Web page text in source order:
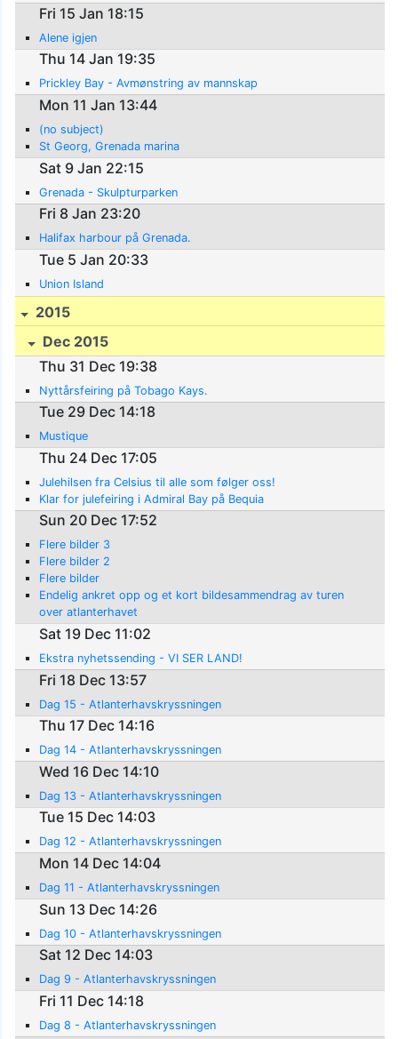
Fri 15 Jan 18:15
Alene igjen
Thu 14 Jan 19:35
Prickley Bay - Avmønstring av mannskap
Mon 11 Jan 13:44
(no subject)
St Georg, Grenada marina
Sat 9 Jan 22:15
Grenada - Skulpturparken
Fri 8 Jan 23:20
Halifax harbour på Grenada.
Tue 5 Jan 20:33
Union Island
2015
Dec 2015
Thu 31 Dec 19:38
Nyttårsfeiring på Tobago Kays.
Tue 29 Dec 14:18
Mustique
Thu 24 Dec 17:05
Julehilsen fra Celsius til alle som følger oss!
Klar for julefeiring i Admiral Bay på Bequia
Sun 20 Dec 17:52
Flere bilder 3
Flere bilder 2
Flere bilder
Endelig ankret opp og et kort bildesammendrag av turen
over atlanterhavet
Sat 19 Dec 11:02
Ekstra nyhetssending - VI SER LAND!
Fri 18 Dec 13:57
Dag 15 - Atlanterhavskryssningen
Thu 17 Dec 14:16
Dag 14 - Atlanterhavskryssningen
Wed 16 Dec 14:10
Dag 13 - Atlanterhavskryssningen
Tue 15 Dec 14:03
Dag 12 - Atlanterhavskryssningen
Mon 14 Dec 14:04
Dag 11 - Atlanterhavskryssningen
Sun 13 Dec 14:26
Dag 10 - Atlanterhavskryssningen
Sat 12 Dec 14:03
Dag 9 - Atlanterhavskryssningen
Fri 11 Dec 14:18
Dag 8 - Atlanterhavskryssningen